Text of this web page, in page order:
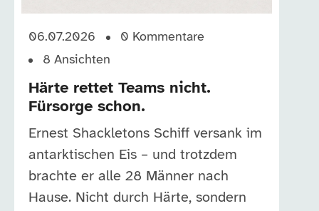
06.07.2026 0 Kommentare
8 Ansichten
Härte rettet Teams nicht.
Fürsorge schon.
Ernest Shackletons Schiff versank im
antarktischen Eis – und trotzdem
brachte er alle 28 Männer nach
Hause. Nicht durch Härte, sondern